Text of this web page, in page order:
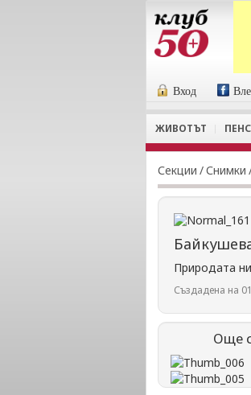
Вход
ЖИВОТЪТ
Секции /Снимки
Природата
Създадена на
Още